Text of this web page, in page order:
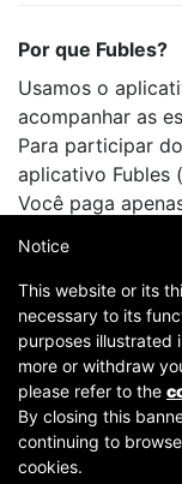
Por que Fubles?
Usamos o
acompanhar as
Para participar
aplicativo Fubles
Você paga
Copyright © 2007-2026 Fubles
Notice
This website or its
necessary to its
purposes illustrated
more or withdraw
please refer to the
By closing this
continuing to
cookies.